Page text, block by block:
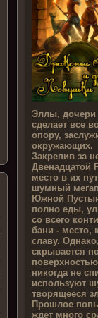
Эллы, дочери
сделает все
опору,
окружающих.
Закрепив за
Двенадцатой
место в их
шумный
Южной
полно еды,
со всего
бани - место,
славу.
скрывается
никогда не
используют
творящееся
Прошлое
ждет много